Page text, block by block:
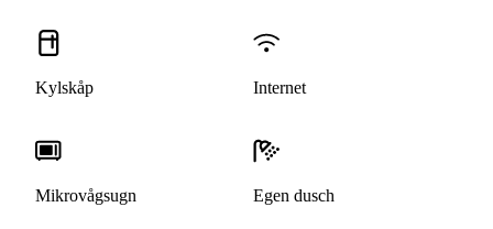
Kylskåp Internet
Mikrovågsugn Egen dusch